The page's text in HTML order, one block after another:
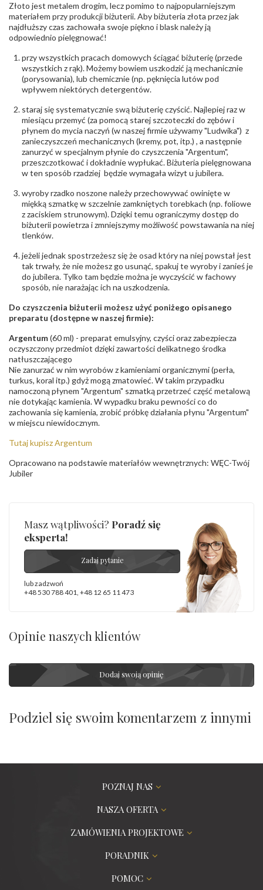
INNE PARAMETRY
Producent
odpowiedzialny:
WĘC-Twój Jubiler S.C. Artur Węc, Małgorzata
Suchan, ul. Kurczaba 3, 30-868 Kraków; NIP:
Bezpieczeństwo
- rodzaj
ostrzeżenia:
Nie nadaje się dla dzieci w wieku poniżej 3 lat
,Elementy w wyrobie wykonane z białego złota
zawierają nikiel
Złoto jest metalem drogim, lecz pomimo to najpopularniejszym
materiałem przy produkcji biżuterii. Aby biżuteria złota przez jak
najdłuższy czas zachowała swoje piękno i blask należy ją
odpowiednio pielęgnować!
przy wszystkich pracach domowych ściągać biżuterię (przede
wszystkich z rąk). Możemy bowiem uszkodzić ją mechanicznie
(porysowania), lub chemicznie (np. pęknięcia lutów pod
wpływem niektórych detergentów.
staraj się systematycznie swą biżuterię czyścić. Najlepiej raz w
miesiącu przemyć (za pomocą starej szczoteczki do zębów i
płynem do mycia naczyń (w naszej firmie używamy "Ludwika") z
zanieczyszczeń mechanicznych (kremy, pot, itp.) , a następnie
zanurzyć w specjalnym płynie do czyszczenia "Argentum",
przeszczotkować i dokładnie wypłukać. Biżuteria pielęgnowana
w ten sposób rzadziej będzie wymagała wizyt u jubilera.
wyroby rzadko noszone należy przechowywać owinięte w
miękką szmatkę w szczelnie zamkniętych torebkach (np. foliowe
z zaciskiem strunowym). Dzięki temu ograniczymy dostęp do
biżuterii powietrza i zmniejszymy możliwość powstawania na niej
tlenków.
jeżeli jednak spostrzeżesz się że osad który na niej powstał jest
tak trwały, że nie możesz go usunąć, spakuj te wyroby i zanieś je
do jubilera. Tylko tam będzie można je wyczyścić w fachowy
sposób, nie narażając ich na uszkodzenia.
Do czyszczenia biżuterii możesz użyć poniżego opisanego
preparatu (dostępne w naszej firmie):
Argentum(60 ml) - preparat emulsyjny, czyści oraz zabezpiecza
oczyszczony przedmiot dzięki zawartości delikatnego środka
natłuszczającego
Nie zanurzać w nim wyrobów z kamieniami organicznymi (perła,
turkus, koral itp.) gdyż mogą zmatowieć. W takim przypadku
namoczoną płynem "Argentum" szmatką przetrzeć część metalową
nie dotykając kamienia. W wypadku braku pewności co do
zachowania się kamienia, zrobić próbkę działania płynu "Argentum"
w miejscu niewidocznym.
Tutaj kupisz Argentum
Opracowano na podstawie materiałów wewnętrznych: WĘC-Twój
Jubiler
Masz wątpliwości? Poradź się
eksperta!
Zadaj pytanie
lub zadzwoń
+48 530 788 401, +48 12 65 11 473
Opinie naszych klientów
Dodaj swoją opinię
Podziel się swoim komentarzem z innymi
POZNAJ NAS
NASZA OFERTA
ZAMÓWIENIA PROJEKTOWE
PORADNIK
POMOC